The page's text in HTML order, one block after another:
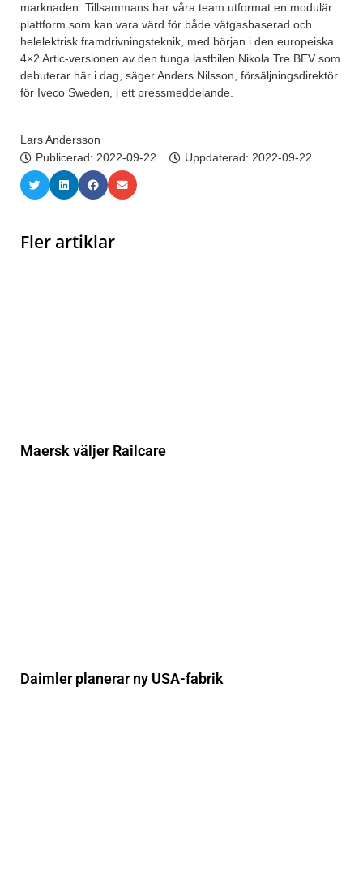
marknaden. Tillsammans har våra team utformat en modulär
plattform som kan vara värd för både vätgasbaserad och
helelektrisk framdrivningsteknik, med början i den europeiska
4×2 Artic-versionen av den tunga lastbilen Nikola Tre BEV som
debuterar här i dag, säger Anders Nilsson, försäljningsdirektör
för Iveco Sweden, i ett pressmeddelande.
Lars Andersson
Publicerad: 2022-09-22 Uppdaterad: 2022-09-22
Fler artiklar
Maersk väljer Railcare
Daimler planerar ny USA-fabrik